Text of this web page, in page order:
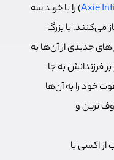
Axie) را با خرید سه
می‌کنند. با بزرگ
جدیدی از آن‌ها به
فرزندانش به جا
خود را به آن‌ها
ترین و
از اکسی با